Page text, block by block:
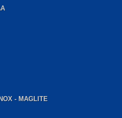
- MAGLITE